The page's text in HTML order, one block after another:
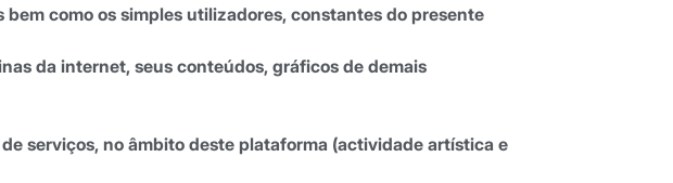
bem como os simples utilizadores, constantes do presente
da internet, seus conteúdos, gráficos de demais
serviços, no âmbito deste plataforma (actividade artística e